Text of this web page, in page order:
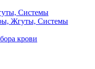
Системы
Жгуты, Системы
крови